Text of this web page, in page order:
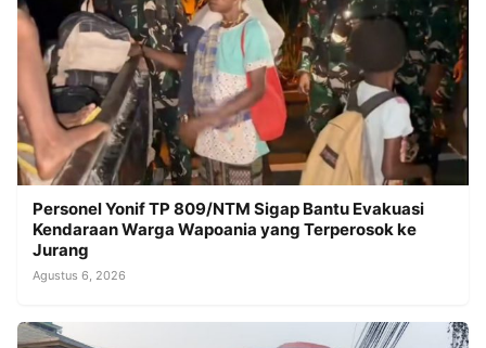
Personel Yonif TP 809/NTM Sigap Bantu Evakuasi
Kendaraan Warga Wapoania yang Terperosok ke
Jurang
Agustus 6, 2026